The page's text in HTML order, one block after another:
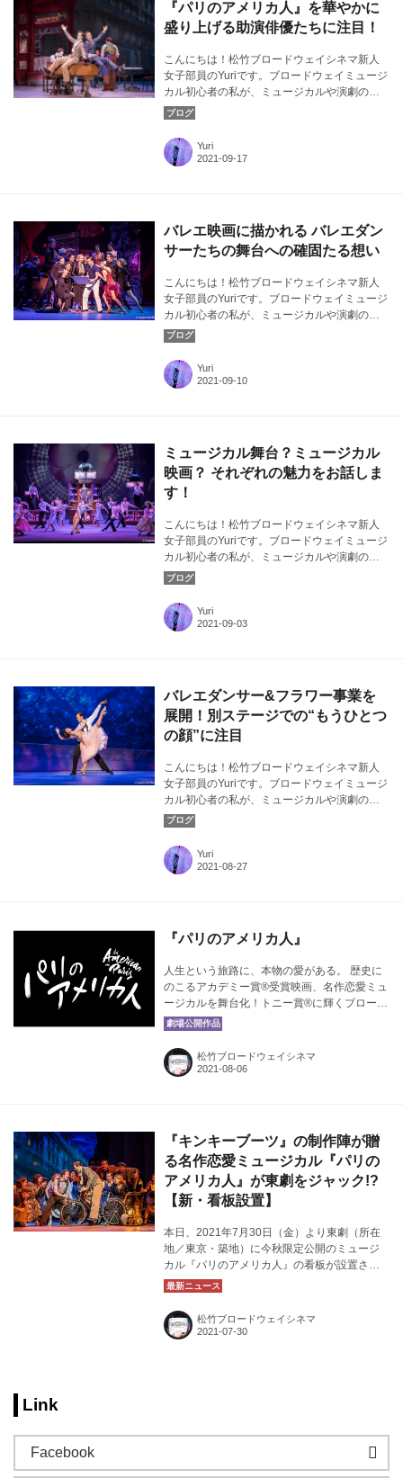
『パリのアメリカ人』を華やかに
盛り上げる助演俳優たちに注目！
こんにちは！松竹ブロードウェイシネマ新人
女子部員のYuriです。ブロードウェイミュージ
カル初心者の私が、ミュージカルや演劇の素
晴らしさについて気ままに発信！今回は、
ちについて注目します。カバー画像：『パリ
のアメリカ人』よりⒸAngela Sterling
Yuri
バレエ映画に描かれる バレエダン
サーたちの舞台への確固たる想い
こんにちは！松竹ブロードウェイシネマ新人
女子部員のYuriです。ブロードウェイミュージ
カル初心者の私が、ミュージカルや演劇の素
晴らしさについて気ままに発信！今回は、バ
レエ映画に注目してお話していきます。カバ
ー画像：『パリのアメリカ人』よりⒸAngela
Sterling
Yuri
ミュージカル舞台？ミュージカル
映画？ それぞれの魅力をお話しま
す！
こんにちは！松竹ブロードウェイシネマ新人
女子部員のYuriです。ブロードウェイミュージ
カル初心者の私が、ミュージカルや演劇の素
晴らしさについて気ままに発信！今回は、ミ
れの魅力について注目します。カバー画像：
『パリのアメリカ人』よりⒸAngela Sterling
Yuri
バレエダンサー&フラワー事業を
展開！別ステージでの“もうひとつ
の顔”に注目
こんにちは！松竹ブロードウェイシネマ新人
女子部員のYuriです。ブロードウェイミュージ
カル初心者の私が、ミュージカルや演劇の素
晴らしさについて気ままに発信！今回は、
『パリのアメリカ人』にて主演を務めたロバ
ート・フェアチャイルドさんの“もうひとつの
顔”について注目します。カバー画像：『パリ
Yuri
『パリのアメリカ人』
人生という旅路に、本物の愛がある。 歴史に
のこるアカデミー賞®️受賞映画、名作恋愛ミュ
ージカルを舞台化！トニー賞®︎に輝くブロード
ウェイ・プロダクションとキャストが贈る、
最上級ブリティッシュ・エンタテインメン
ト！ 最高峰のバレエダンサーたちが繰り広げ
る、ベスト・オブ・ザ・ベストな“無敵恋愛ミ
る。映画は、豪快なタップダンスが魅力のジ
ーン・ケリー主演作であり、当時のアカデミ
ー賞で8部門ノミネート中、作品賞の他に最多
で6部門を受賞している名作だ。 ミュージカル
舞台版『パ...
松竹ブロードウェイシネマ
『キンキーブーツ』の制作陣が贈
る名作恋愛ミュージカル『パリの
アメリカ人』が東劇をジャック!?
【新・看板設置】
本日、2021年7月30日（金）より東劇（所在
地／東京・築地）に今秋限定公開のミュージ
カル『パリのアメリカ人』の看板が設置され
ました！カバー画像：『パリのアメリカ人』
松竹ブロードウェイシネマ
Link
Facebook